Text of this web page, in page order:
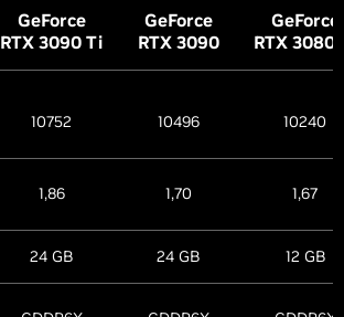
GeForce
RTX 3090 Ti
GeForce
RTX 3090
GeForce
RTX 3080
10752 10496 10240
1,86 1,70 1,67
24 GB 24 GB 12 GB